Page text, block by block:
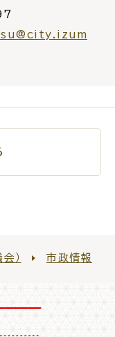
） 市政情報